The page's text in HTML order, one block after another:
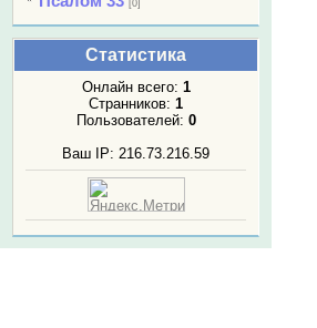
[0]
Статистика
Онлайн всего: 1
Странников: 1
Пользователей: 0
Ваш IP: 216.73.216.59